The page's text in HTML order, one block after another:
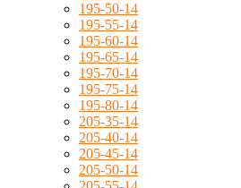
195-50-14
195-55-14
195-60-14
195-65-14
195-70-14
195-75-14
195-80-14
205-35-14
205-40-14
205-45-14
205-50-14